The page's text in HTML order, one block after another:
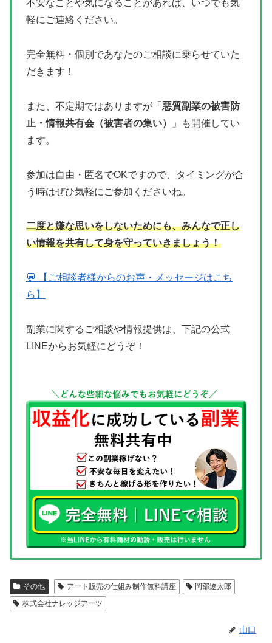
不安なことや気になることがあれば、いつでも気
軽にご連絡ください。
完全無料・個別であなたのご相談に乗らせていた
だきます！
また、不定期ではありますが「 悪質副業の被害防
止・情報共有会（被害者の集い）
」も開催してい
ます。
参加は自由・匿名でOKですので、タイミングが合
う時はぜひ気軽にご参加くださいね。
二度と嫌な思いをしないためにも、みんなで正し
い情報を共有して身を守っていきましょう！
💬 【ご相談者様からのお声・メッセージはこち
ら】
副業に関するご相談や情報提供は、下記の公式
LINEからお気軽にどうぞ！
その他 アート販売の仕組み制作無料講座
岡部遼太郎
株式会社ナレッジアーツ
山口